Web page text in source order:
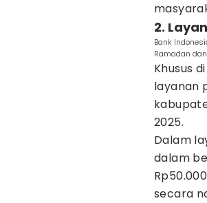
2.
Bank
Ramadan
Khusus
layanan
2025.
Dalam
dalam
secara